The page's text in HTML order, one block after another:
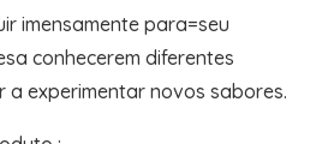
imensamente para=seu
conhecerem diferentes
a experimentar novos sabores.